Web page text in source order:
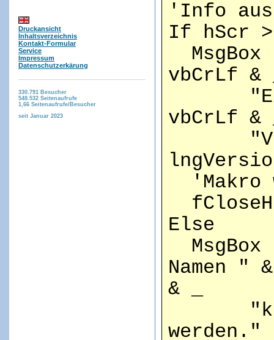
Druckansicht
Inhaltsverzeichnis
Kontakt-Formular
Service
Impressum
Datenschutzerkärung
330.791
Besucher
548.532 Seitenaufrufe
1,66 Seitenaufrufe/Besucher
seit Januar 2023
'Info
If hScr >
vbCrLf &
vbCrLf &
'Makro
Else
MsgBox
Namen "
& _
werden."